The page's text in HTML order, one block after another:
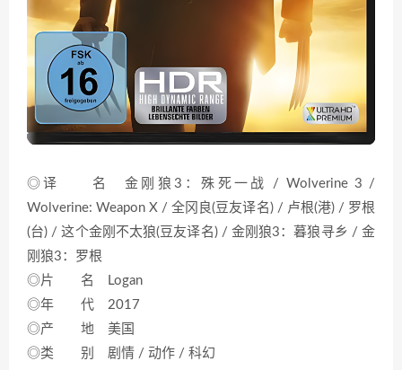
◎译 名 金刚狼3：殊死一战 / Wolverine 3 /
Wolverine: Weapon X / 全冈良(豆友译名) / 卢根(港) / 罗根
(台) / 这个金刚不太狼(豆友译名) / 金刚狼3：暮狼寻乡 / 金
刚狼3：罗根
◎片 名 Logan
◎年 代 2017
◎产 地 美国
◎类 别 剧情 / 动作 / 科幻